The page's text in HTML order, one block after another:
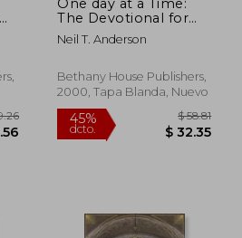
40%
The Devotional for
Overcomers (en
Inglés)
Neil T. Anderson
Bethany House Publishers,
2000, Tapa Blanda, Nuevo